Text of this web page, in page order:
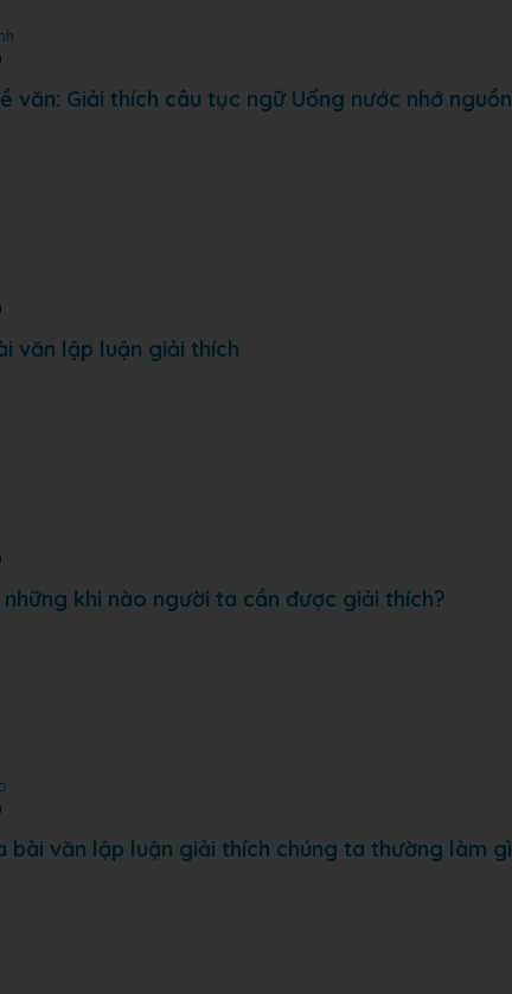
văn: Giải thích câu tục ngữ Uống nước nhớ nguồn
văn lập luận giải thích
khi nào người ta cần được giải thích?
bài văn lập luận giải thích chúng ta thường làm gì